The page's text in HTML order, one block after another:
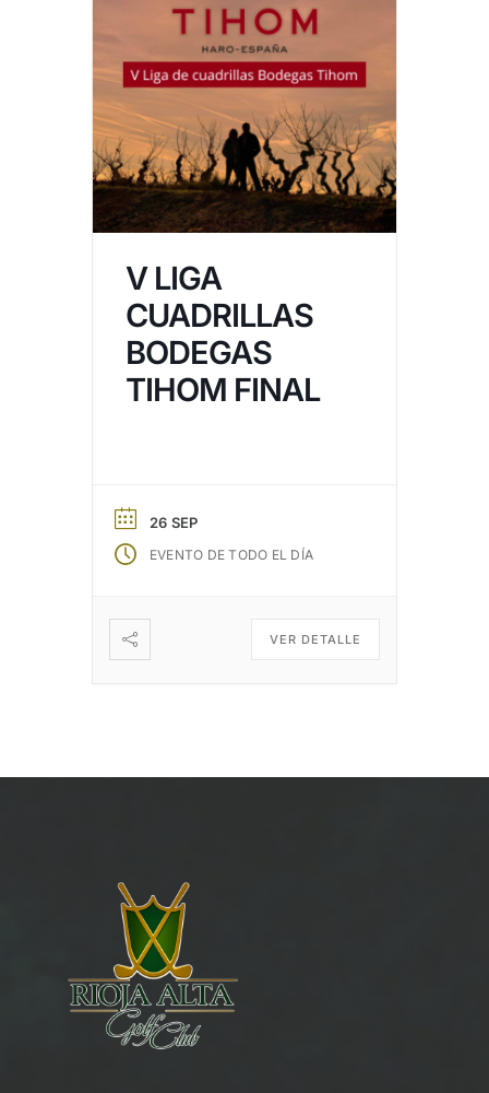
V LIGA
CUADRILLAS
BODEGAS
TIHOM FINAL
26 SEP
EVENTO DE TODO EL DÍA
VER DETALLE